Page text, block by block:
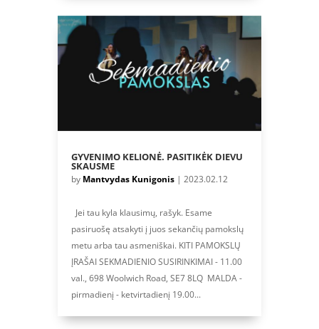
GYVENIMO KELIONĖ. PASITIKĖK DIEVU
SKAUSME
by Mantvydas Kunigonis| 2023.02.12
Jei tau kyla klausimų, rašyk. Esame
pasiruošę atsakyti į juos sekančių pamokslų
metu arba tau asmeniškai. KITI PAMOKSLŲ
ĮRAŠAI SEKMADIENIO SUSIRINKIMAI - 11.00
val., 698 Woolwich Road, SE7 8LQ MALDA -
pirmadienį - ketvirtadienį 19.00...